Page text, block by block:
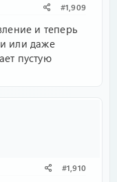
#1,909
и теперь
или даже
пустую
#1,910